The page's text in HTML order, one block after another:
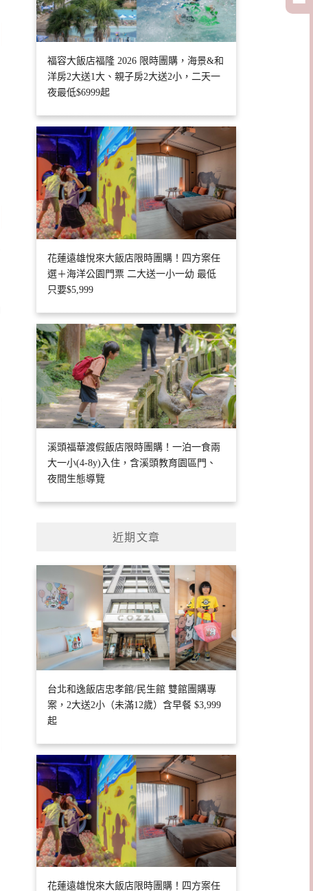
福容大飯店福隆 2026 限時團購，海景&和
洋房2大送1大、親子房2大送2小，二天一
夜最低$6999起
花蓮遠雄悅來大飯店限時團購！四方案任
選＋海洋公園門票 二大送一小一幼 最低
只要$5,999
溪頭福華渡假飯店限時團購！一泊一食兩
大一小(4-8y)入住，含溪頭教育園區門、
夜間生態導覽
近期文章
台北和逸飯店忠孝館/民生館 雙館團購專
案，2大送2小（未滿12歲）含早餐 $3,999
起
花蓮遠雄悅來大飯店限時團購！四方案任